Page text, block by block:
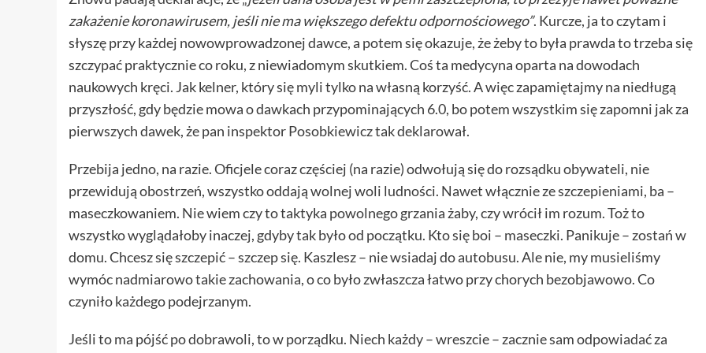
zakażenie koronawirusem, jeśli nie ma większego defektu odpornościowego”. Kurcze, ja to czytam i
słyszę przy każdej nowowprowadzonej dawce, a potem się okazuje, że żeby to była prawda to trzeba się
szczypać praktycznie co roku, z niewiadomym skutkiem. Coś ta medycyna oparta na dowodach
naukowych kręci. Jak kelner, który się myli tylko na własną korzyść. A więc zapamiętajmy na niedługą
przyszłość, gdy będzie mowa o dawkach przypominających 6.0, bo potem wszystkim się zapomni jak za
pierwszych dawek, że pan inspektor Posobkiewicz tak deklarował.
Przebija jedno, na razie. Oficjele coraz częściej (na razie) odwołują się do rozsądku obywateli, nie
przewidują obostrzeń, wszystko oddają wolnej woli ludności. Nawet włącznie ze szczepieniami, ba –
maseczkowaniem. Nie wiem czy to taktyka powolnego grzania żaby, czy wrócił im rozum. Toż to
wszystko wyglądałoby inaczej, gdyby tak było od początku. Kto się boi – maseczki. Panikuje – zostań w
domu. Chcesz się szczepić – szczep się. Kaszlesz – nie wsiadaj do autobusu. Ale nie, my musieliśmy
wymóc nadmiarowo takie zachowania, o co było zwłaszcza łatwo przy chorych bezobjawowo. Co
czyniło każdego podejrzanym.
Jeśli to ma pójść po dobrawoli, to w porządku. Niech każdy – wreszcie – zacznie sam odpowiadać za